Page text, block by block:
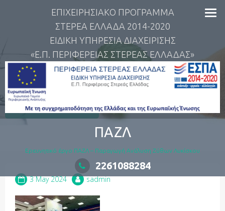
ΕΠΙΧΕΙΡΗΣΙΑΚΟ ΠΡΟΓΡΑΜΜΑ
ΣΤΕΡΕΑ ΕΛΛΑΔΑ 2014-2020
ΕΙΔΙΚΗ ΥΠΗΡΕΣΙΑ ΔΙΑΧΕΙΡΙΣΗΣ
«Ε.Π. ΠΕΡΙΦΕΡΕΙΑΣ ΣΤΕΡΕΑΣ ΕΛΛΑΔΑΣ»
ΠΑΖΛ
Ερευνητικό έργο ΠΑΖΛ – Παραγωγή Ανάλυση Ζύθων Λυκίσκου
2261088284
IMG_0181
3 May 2024 sadmin